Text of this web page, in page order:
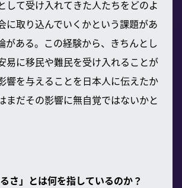
して受け入れてきた人たちをどのよ
に取り込んでいくかという課題があ
がある。この経験から、きちんとし
易に移民や難民を受け入れることが
響を与えることを日本人に伝えたか
まだその影響に無自覚ではないかと
さ」とは何を指しているのか？